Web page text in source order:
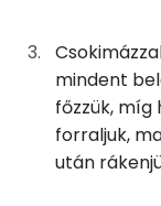
17gtej
5gtojás
Krémhez
TOP
Kolin:
E vitamin:
mindent
főzzük, míg
forraljuk,
után